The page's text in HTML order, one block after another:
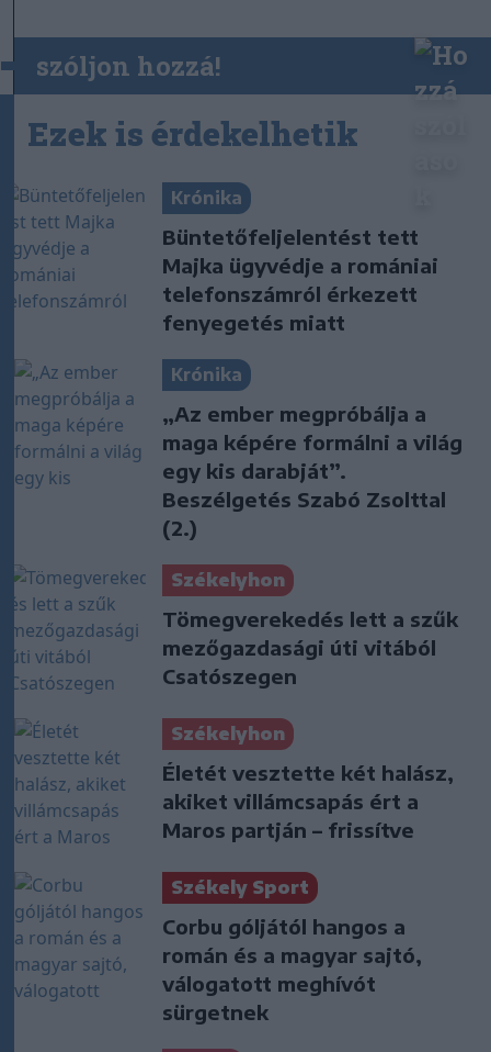
szóljon hozzá!
Ezek is érdekelhetik
Krónika
Büntetőfeljelentést tett
Majka ügyvédje a romániai
telefonszámról érkezett
fenyegetés miatt
Krónika
„Az ember megpróbálja a
maga képére formálni a világ
egy kis darabját”.
Beszélgetés Szabó Zsolttal
(2.)
Székelyhon
Tömegverekedés lett a szűk
mezőgazdasági úti vitából
Csatószegen
Székelyhon
Életét vesztette két halász,
akiket villámcsapás ért a
Maros partján – frissítve
Székely Sport
Corbu góljától hangos a
román és a magyar sajtó,
válogatott meghívót
sürgetnek